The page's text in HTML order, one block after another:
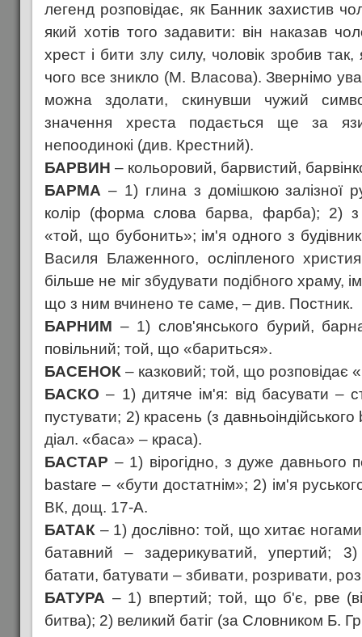
легенд розповідає, як Банник захистив
який хотів того задавити: він наказав
хрест і бити злу силу, чоловік зробив
чого все зникло (М. Власова). Звернімо
можна здолати, скинувши чужий
значення хреста подається ще за
непоодинокі (див. Крестний).
БАРВИН – кольоровий, барвистий,
БАРМА – 1) глина з домішкою залізної
колір (форма слова барва, фарба); 2) з
«той, що бубонить»; ім'я одного з
Василя Блаженного, осліпленого
більше не міг збудувати подібного храму,
що з ним вчинено те саме, – див. Постник.
БАРНИМ – 1) слов'янського бурий,
повільний; той, що «бариться».
БАСЕНОК – казковий; той, що розповідає
БАСКО– 1) дитяче ім'я: від басувати –
пустувати; 2) красень (з
діал. «баса» – краса).
БАСТАР – 1) вірогідно, з дуже давнього
bastare – «бути достатнім»; 2) ім'я
ВК, дощ. 17-А.
БАТАК – 1) дослівно: той, що хитає
батавний – задерикуватий, упертий; 3)
батати, батувати – збивати, розривати,
БАТУРА – 1) впертий; той, що б'є, рве
битва); 2) великий батіг (за Словником Б.